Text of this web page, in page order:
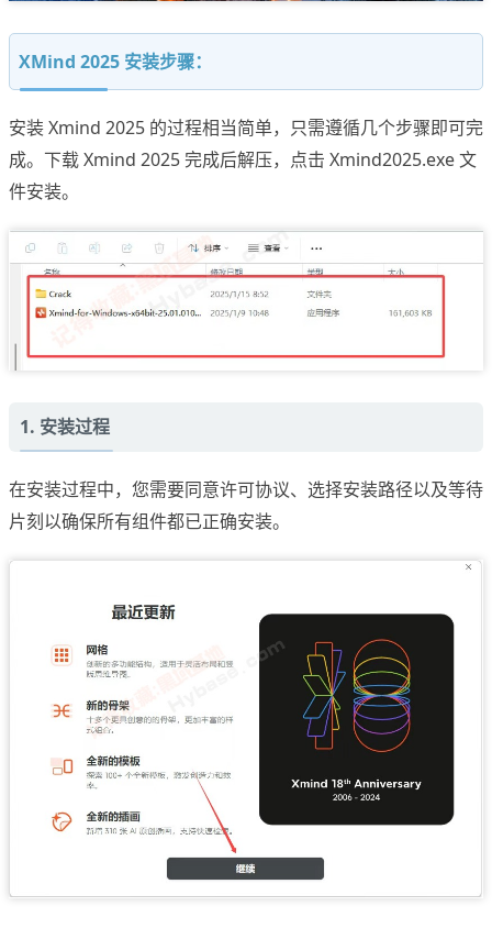
XMind 2025 安装步骤：
安装 Xmind 2025 的过程相当简单，只需遵循几个步骤即可完
成。下载 Xmind 2025 完成后解压，点击 Xmind2025.exe 文
件安装。
1. 安装过程
在安装过程中，您需要同意许可协议、选择安装路径以及等待
片刻以确保所有组件都已正确安装。